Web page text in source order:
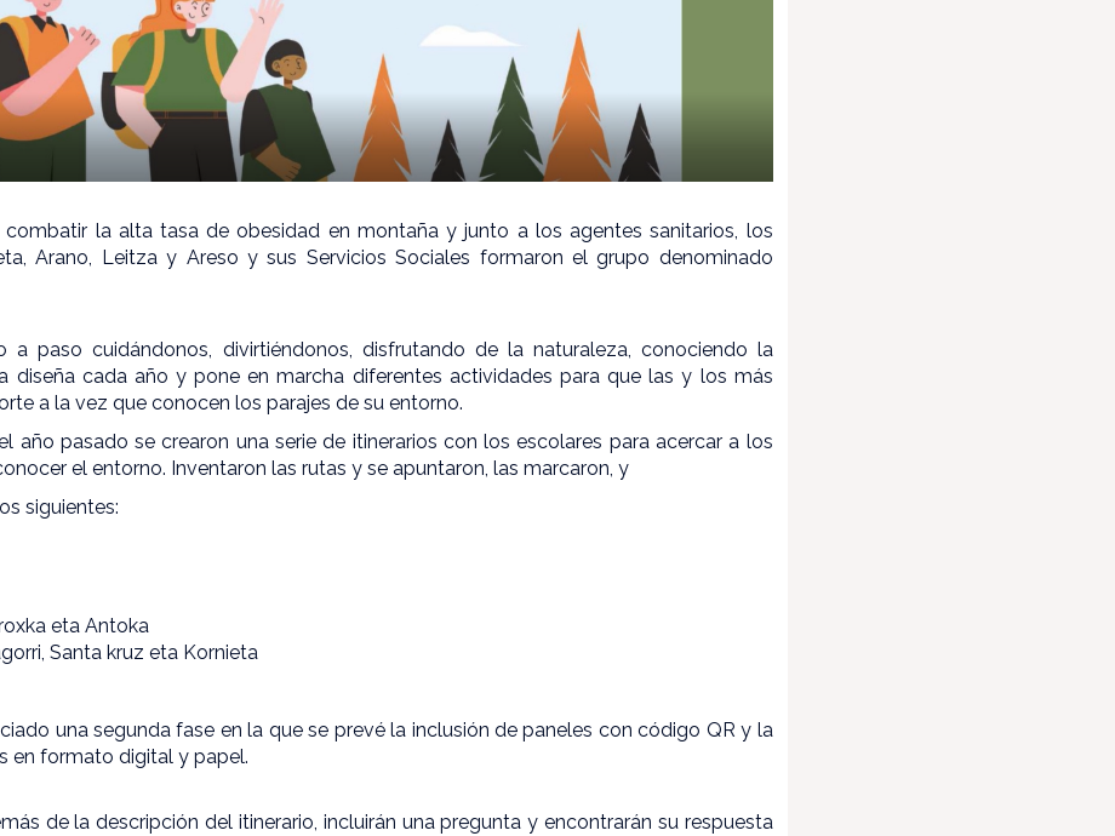
la alta tasa de obesidad en montaña y junto a los agentes sanitarios, los
Arano, Leitza y Areso y sus Servicios Sociales formaron el grupo denominado
a paso cuidándonos, divirtiéndonos, disfrutando de la naturaleza, conociendo la
diseña cada año y pone en marcha diferentes actividades para que las y los más
a la vez que conocen los parajes de su entorno.
año pasado se crearon una serie de itinerarios con los escolares para acercar a los
el entorno. Inventaron las rutas y se apuntaron, las marcaron, y
siguientes:
eta Antoka
Santa kruz eta Kornieta
una segunda fase en la que se prevé la inclusión de paneles con código QR y la
en formato digital y papel.
de la descripción del itinerario, incluirán una pregunta y encontrarán su respuesta